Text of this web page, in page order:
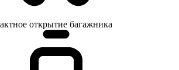
открытие багажника